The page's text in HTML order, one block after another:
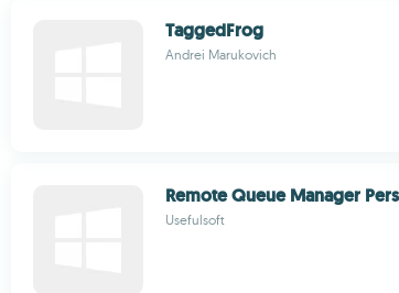
TaggedFrog
Andrei Marukovich
Remote Queue Manager
Usefulsoft